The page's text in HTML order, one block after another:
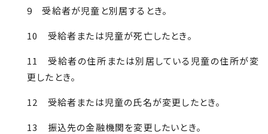
9 受給者が児童と別居するとき。
10 受給者または児童が死亡したとき。
11 受給者の住所または別居している児童の住所が変
更したとき。
12 受給者または児童の氏名が変更したとき。
13 振込先の金融機関を変更したいとき。